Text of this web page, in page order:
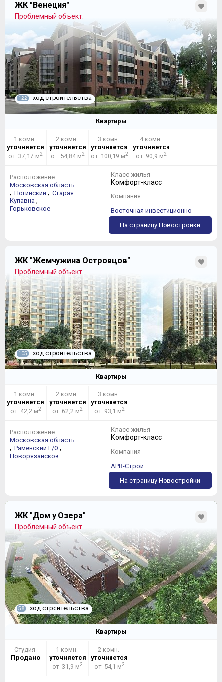
ЖК "Венеция"
Проблемный объект.
122 ход строительства
Квартиры
1 комн.
уточняется
от 37,17 м2
2 комн.
уточняется
от 54,84 м2
3 комн.
уточняется
от 100,19 м2
4 комн.
уточняется
от 90,9 м2
Расположение
Московская область
, Ногинский , Старая
Купавна ,
Горьковское
Класс жилья
Комфорт-класс
Компания
Восточная инвестиционно-
строительная компания
На страницу Новостройки
ЖК "Жемчужина Островцов"
Проблемный объект.
105 ход строительства
Квартиры
1 комн.
уточняется
от 42,2 м2
2 комн.
уточняется
от 62,2 м2
3 комн.
уточняется
от 93,1 м2
Расположение
Московская область
, Раменский Г/О ,
Новорязанское
Класс жилья
Комфорт-класс
Компания
АРВ-Строй
На страницу Новостройки
ЖК "Дом у Озера"
Проблемный объект.
58 ход строительства
Квартиры
Студия
Продано
1 комн.
уточняется
от 31,9 м2
2 комн.
уточняется
от 54,1 м2